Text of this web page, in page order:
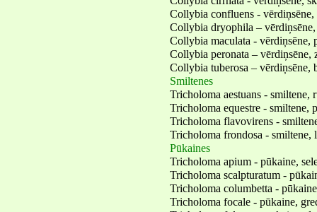
Collybia confluens - vērdiņsēne,
Collybia dryophila –
Collybia maculata - vērdiņsēne,
Collybia peronata – vērdiņsēne,
Collybia tuberosa – vērdiņsēne,
Smiltenes
Tricholoma aestuans - smiltene,
Tricholoma equestre - smiltene,
Tricholoma flavovirens -
Tricholoma frondosa - smiltene,
Pūkaines
Tricholoma apium - pūkaine,
Tricholoma scalpturatum -
Tricholoma columbetta -
Tricholoma focale - pūkaine,